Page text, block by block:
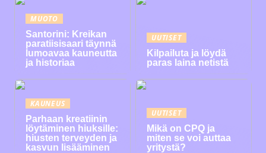
MUOTO
Santorini: Kreikan
paratiisisaari täynnä
lumoavaa kauneutta
ja historiaa
UUTISET
Kilpailuta ja löydä
paras laina netistä
KAUNEUS
Parhaan kreatiinin
löytäminen hiuksille:
hiusten terveyden ja
kasvun lisääminen
UUTISET
Mikä on CPQ ja
miten se voi auttaa
yritystä?